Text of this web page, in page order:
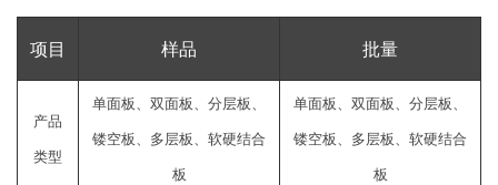
项目 样品 批量
产品
类型
单面板、双面板、分层板、
镂空板、多层板、软硬结合
板
单面板、双面板、分层板、
镂空板、多层板、软硬结合
板